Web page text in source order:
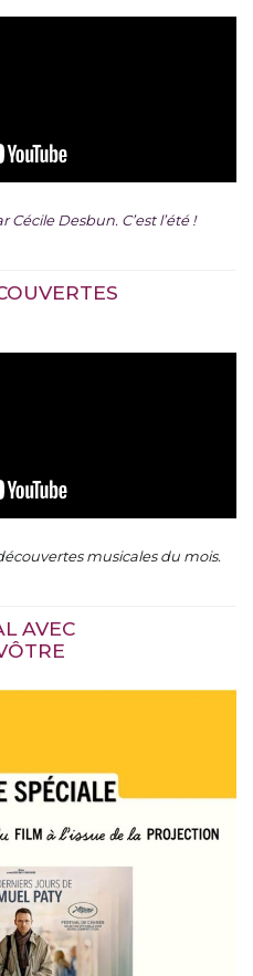
Cécile Desbun. C’est l’été !
musicales du mois.
AVEC